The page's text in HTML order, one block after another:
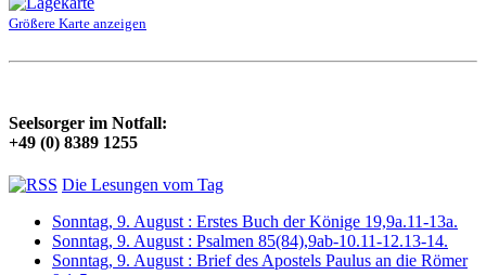
Größere Karte anzeigen
Seelsorger im Notfall:
+49 (0) 8389 1255
Die Lesungen vom Tag
Sonntag, 9. August : Erstes Buch der Könige 19,9a.11-13a.
Sonntag, 9. August : Psalmen 85(84),9ab-10.11-12.13-14.
Sonntag, 9. August : Brief des Apostels Paulus an die Römer